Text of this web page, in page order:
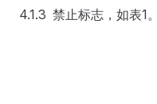
4.1.3 禁止标志，如表1。